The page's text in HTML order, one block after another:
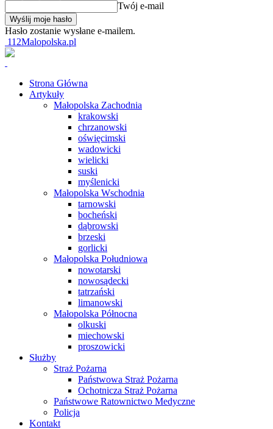
Twój e-mail
Hasło zostanie wysłane e-mailem.
112Malopolska.pl
Strona Główna
Artykuły
Małopolska Zachodnia
krakowski
chrzanowski
oświęcimski
wadowicki
wielicki
suski
myślenicki
Małopolska Wschodnia
tarnowski
bocheński
dąbrowski
brzeski
gorlicki
Małopolska Południowa
nowotarski
nowosądecki
tatrzański
limanowski
Małopolska Północna
olkuski
miechowski
proszowicki
Służby
Straż Pożarna
Państwowa Straż Pożarna
Ochotnicza Straż Pożarna
Państwowe Ratownictwo Medyczne
Policja
Kontakt